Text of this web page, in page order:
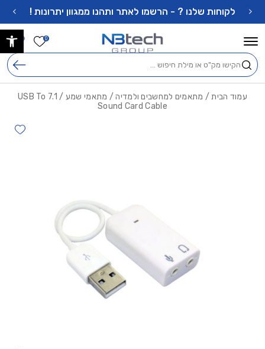
Skip to Content
לקוחות שלנו ? - הרשמו לאתר ותהנו ממגוון יתרונות !
0 הרשימה
חיפוש
עמוד הבית/ מתאמים למחשבים ולמדיה/ מתאמי שמע
/ USB To 7.1
Sound Card Cable
בחזרה למעלה